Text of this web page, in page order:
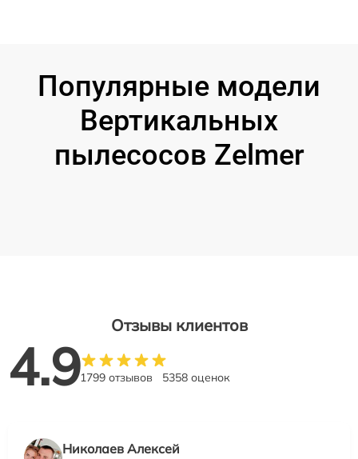
Популярные модели
Вертикальных
пылесосов Zelmer
Отзывы клиентов
4.91799 отзывов 5358 оценок
Николаев Алексей